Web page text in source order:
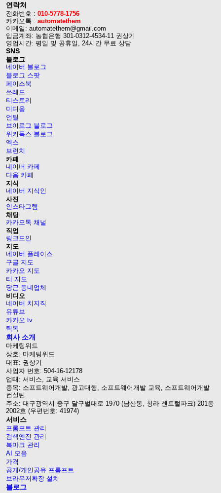
연락처
전화번호 : 010-5778-1756
카카오톡 : automatethem
이메일: automatethem@gmail.com
입금계좌: 농협은행 301-0312-4534-11 권상기
영업시간: 평일 및 공휴일, 24시간 무료 상담
SNS
블로그
네이버 블로그
블로그 스팟
페이스북
쓰레드
티스토리
미디움
언틸
브이로그 블로그
위키독스 블로그
엑스
브런치
카페
네이버 카페
다음 카페
지식
네이버 지식인
사진
인스타그램
채팅
카카오톡 채널
직업
링크드인
지도
네이버 플레이스
구글 지도
카카오 지도
티 지도
당근 동네업체
비디오
네이버 치지직
유튜브
카카오 tv
틱톡
회사 소개
마케팅위드
상호: 마케팅위드
대표: 권상기
사업자 번호: 504-16-12178
업태: 서비스, 교육 서비스
종목: 소프트웨어개발, 광고대행, 소프트웨어개발 교육, 소프트웨어개발
컨설틴
주소: 대구광역시 중구 달구벌대로 1970 (남산동, 청라 센트럴파크) 201동
2002호 (우편번호: 41974)
서비스
프롬프트 관리
검색엔진 관리
북마크 관리
AI 모음
가격
공개/개인공유 프롬프트
브라우저확장 설치
블로그